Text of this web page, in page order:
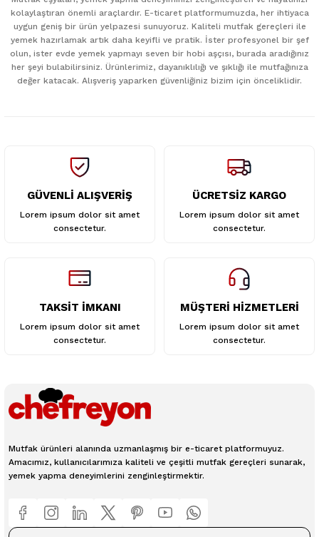
Ürün resmi kalitesiz, bozuk veya görüntülenemiyor.
Ürün açıklamasında eksik bilgiler bulunuyor.
Ürün bilgilerinde hatalar bulunuyor.
Ürün fiyatı diğer sitelerden daha pahalı.
kolaylaştıran önemli araçlardır. E-ticaret platformumuzda, her ihtiyaca
uygun geniş bir ürün yelpazesi sunuyoruz. Kaliteli mutfak gereçleri ile
yemek hazırlamak artık daha keyifli ve pratik. İster profesyonel bir şef
olun, ister evde yemek yapmayı seven bir hobi aşçısı, burada aradığınız
her şeyi bulabilirsiniz. Ürünlerimiz, dayanıklılığı ve şıklığı ile mutfağınıza
değer katacak. Alışveriş yaparken güvenliğiniz bizim için önceliklidir.
GÜVENLİ ALIŞVERİŞ
Lorem ipsum dolor sit amet
consectetur.
ÜCRETSİZ KARGO
Lorem ipsum dolor sit amet
consectetur.
TAKSİT İMKANI
Lorem ipsum dolor sit amet
consectetur.
MÜŞTERİ HİZMETLERİ
Lorem ipsum dolor sit amet
consectetur.
Mutfak ürünleri alanında uzmanlaşmış bir e-ticaret platformuyuz.
Amacımız, kullanıcılarımıza kaliteli ve çeşitli mutfak gereçleri sunarak,
yemek yapma deneyimlerini zenginleştirmektir.